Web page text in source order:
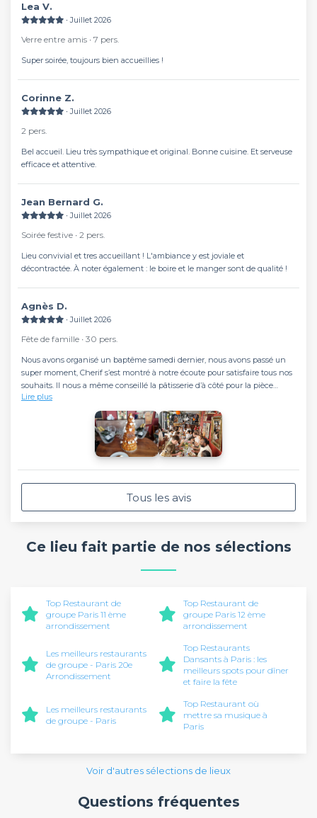
Lea V.
∙ Juillet 2026
Verre entre amis ∙ 7 pers.
Super soirée, toujours bien accueillies !
Corinne Z.
∙ Juillet 2026
2 pers.
Bel accueil. Lieu très sympathique et original. Bonne cuisine. Et serveuse
efficace et attentive.
Jean Bernard G.
∙ Juillet 2026
Soirée festive ∙ 2 pers.
Lieu convivial et tres accueillant ! L'ambiance y est joviale et
décontractée. À noter également : le boire et le manger sont de qualité !
Agnès D.
∙ Juillet 2026
Fête de famille ∙ 30 pers.
Nous avons organisé un baptême samedi dernier, nous avons passé un
super moment, Cherif s’est montré à notre écoute pour satisfaire tous nos
souhaits. Il nous a même conseillé la pâtisserie d’à côté pour la pièce
montée.
Même si la salle n’est pas très grande, nous avons pu tenir à 30, dans une
ambiance très sympathique et conviviale. Tous les invités ont apprécié la
nourriture servie et petit plus, ont pu profiter des transats dehors !
Merci pour à Cherif et à son équipe pour cette journée.
Lire plus
Tous les avis
Ce lieu fait partie de nos sélections
Top Restaurant de
groupe Paris 11 ème
arrondissement
Top Restaurant de
groupe Paris 12 ème
arrondissement
Les meilleurs restaurants
de groupe - Paris 20e
Arrondissement
Top Restaurants
Dansants à Paris : les
meilleurs spots pour dîner
et faire la fête
Les meilleurs restaurants
de groupe - Paris
Top Restaurant où
mettre sa musique à
Paris
Voir d'autres sélections de lieux
Questions fréquentes